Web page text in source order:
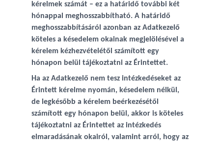
kérelmek számát – ez a határidő további két
hónappal meghosszabbítható. A határidő
meghosszabbításáról azonban az Adatkezelő
köteles a késedelem okainak megjelölésével a
kérelem kézhezvételétől számított egy
hónapon belül tájékoztatni az Érintettet.
Ha az Adatkezelő nem tesz intézkedéseket az
Érintett kérelme nyomán, késedelem nélkül,
de legkésőbb a kérelem beérkezésétől
számított egy hónapon belül, akkor is köteles
tájékoztatni az Érintettet az intézkedés
elmaradásának okairól, valamint arról, hogy az